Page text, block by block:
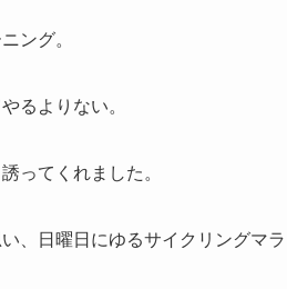
ング。
るよりない。
ってくれました。
、日曜日にゆるサイクリングマラ